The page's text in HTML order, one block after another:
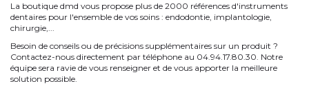
La boutique dmd vous propose plus de 2000 références d'instruments
dentaires pour l'ensemble de vos soins : endodontie, implantologie,
chirurgie,...
Besoin de conseils ou de précisions supplémentaires sur un produit ?
Contactez-nous directement par téléphone au 04.94.17.80.30. Notre
équipe sera ravie de vous renseigner et de vous apporter la meilleure
solution possible.